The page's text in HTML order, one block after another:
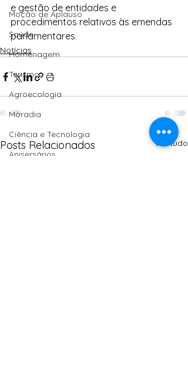
Moção de Aplauso
Saúde
Homenagem
Turismo
Agroecologia
Moradia
Ciência e Tecnologia
Anisersários
e gestão de entidades e
procedimentos relativos às emendas
parlamentares.
Notícias
Posts Relacionados Ver tudo